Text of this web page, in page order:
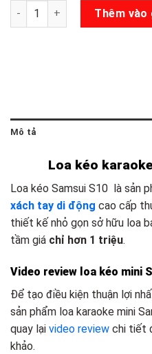
Loa kéo Samsui S10 số lượng
Thêm vào
Mô tả
Loa kéo
Loa kéo Samsui S10 là sản
xách tay di động cao cấp
thiết kế nhỏ gọn sở hữu loa
tầm giá chỉ hơn 1 triệu.
Video review loa kéo mini
Để tạo điều kiện thuận lợi
sản phẩm loa karaoke mini
quay lại video review chi tiết
khảo.